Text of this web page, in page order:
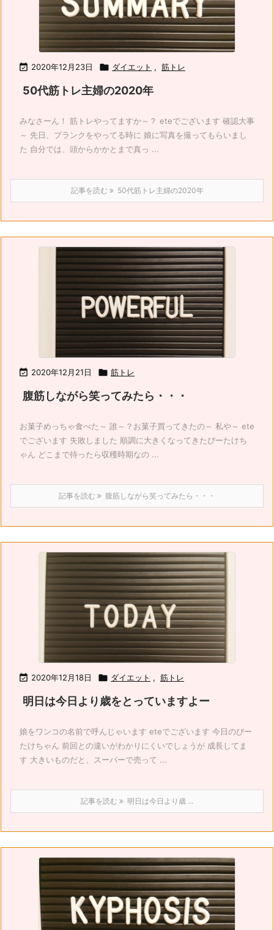
 2020年12月23日  ダイエット , 筋トレ
50代筋トレ主婦の2020年
みなさーん！ 筋トレやってますか～？ eteでございます 確認大事
～ 先日、プランクをやってる時に 娘に写真を撮ってもらいまし
た 自分では、頭からかかとまで真っ ...
記事を読む 50代筋トレ主婦の2020年
 2020年12月21日  筋トレ
腹筋しながら笑ってみたら・・・
お菓子めっちゃ食べた～ 誰～？お菓子買ってきたの～ 私や～ ete
でございます 失敗しました 順調に大きくなってきたぴーたけち
ゃん どこまで待ったら収穫時期なの ...
記事を読む 腹筋しながら笑ってみたら・・・
 2020年12月18日  ダイエット , 筋トレ
明日は今日より歳をとっていますよー
娘をワンコの名前で呼んじゃいます eteでございます 今日のぴー
たけちゃん 前回との違いがわかりにくいでしょうが 成長してま
す 大きいものだと、スーパーで売って ...
記事を読む 明日は今日より歳 ...